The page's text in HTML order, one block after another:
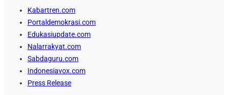
Kabartren.com
Portaldemokrasi.com
Edukasiupdate.com
Nalarrakyat.com
Sabdaguru.com
Indonesiavox.com
Press Release